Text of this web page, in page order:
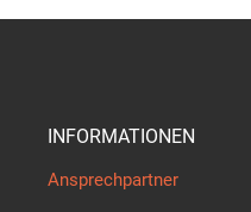
INFORMATIONEN
Ansprechpartner